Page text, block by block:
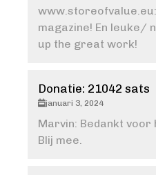
magazine! En leuke/
up the great work!
Donatie: 21042 sats
januari 3, 2024
Marvin: Bedankt voor
Blij mee.